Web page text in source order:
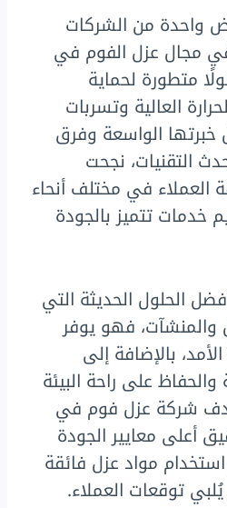
واحدة من الشركات
مجال عزل الفوم في
متطورة لحماية
العالية وتسربات
خبرتها الواسعة وفرق
التقنيات، نجحت
في مختلف أنحاء
خدمات تتميز بالجودة
الحلول الحديثة التي
والمنشآت، فهو يوفر
بالإضافة إلى
على راحة البيئة
شركة عزل فوم في
أعلى معايير الجودة
مواد عزل فائقة
توقعات العملاء.